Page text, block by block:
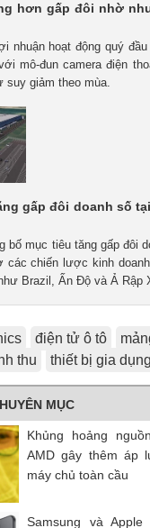
hơn gấp đôi nhờ
nhuận hoạt động quý
mô-đun camera điện
suy giảm theo mùa.
gấp đôi doanh số
bố mục tiêu tăng gấp đôi
các chiến lược kinh
Brazil, Ấn Độ và Ả Rập
điện tử ô tô
thu thiết bị gia dụng
MỤC
Khủng hoảng
AMD gây thêm áp
máy chủ toàn cầu
Samsung và